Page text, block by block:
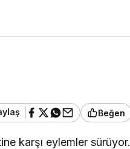
Beğen
karşı eylemler sürüyor.